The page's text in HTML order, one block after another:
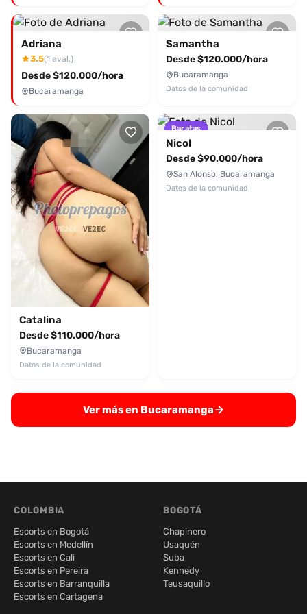
Adriana
3.5(1 eval.)
Desde $120.000/hora
Bucaramanga
Samantha
Desde $120.000/hora
Bucaramanga
Datos de la comunidad
Catalina
Desde $110.000/hora
Bucaramanga
Datos de la comunidad
Baratas
Nicol
Desde $90.000/hora
San Alonso, Bucaramanga
Datos de la comunidad
Ver más en Bucaramanga
COLOMBIA
Escorts en Bogotá
Escorts en Medellín
Escorts en Cali
Escorts en Pereira
Escorts en Barranquilla
Escorts en Cartagena
BOGOTÁ
Chapinero
Usaquén
Suba
Kennedy
Teusaquillo